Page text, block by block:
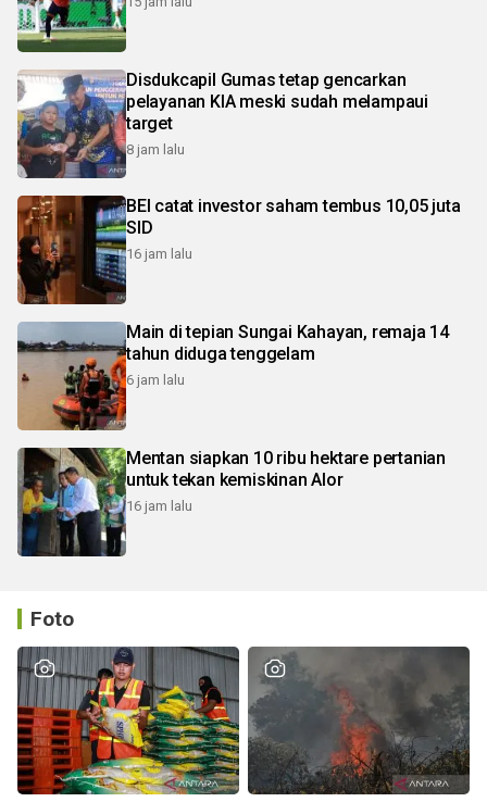
Disdukcapil Gumas tetap gencarkan
pelayanan KIA meski sudah melampaui
target
8 jam lalu
BEI catat investor saham tembus 10,05 juta
SID
16 jam lalu
Main di tepian Sungai Kahayan, remaja 14
tahun diduga tenggelam
6 jam lalu
Mentan siapkan 10 ribu hektare pertanian
untuk tekan kemiskinan Alor
16 jam lalu
Foto